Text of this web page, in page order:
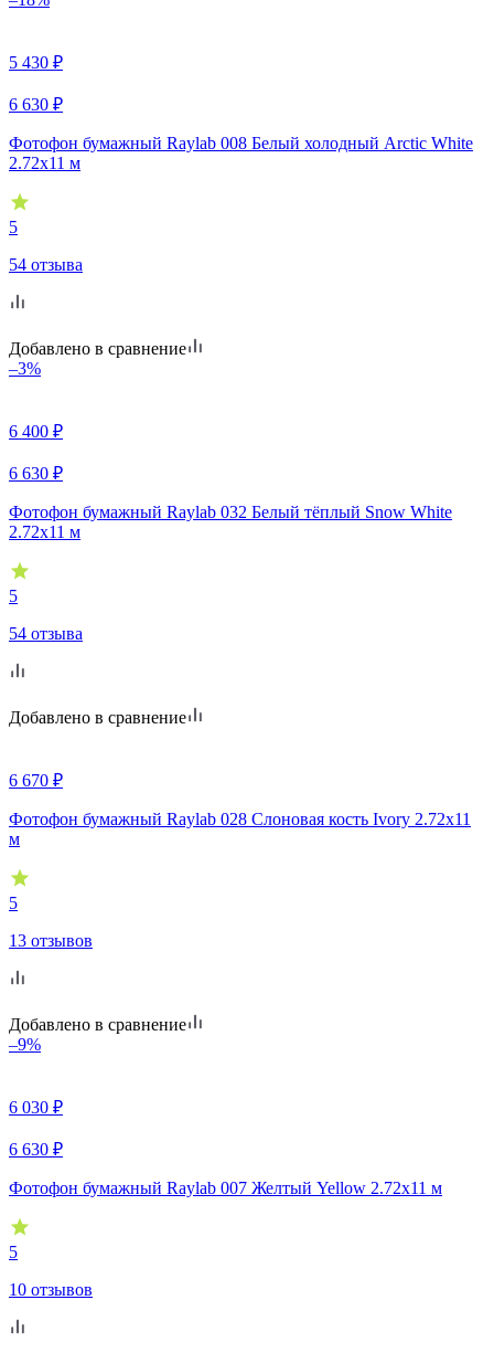
5 430 ₽
6 630 ₽
Фотофон бумажный Raylab 008 Белый холодный Arctic White
2.72x11 м
5
54 отзыва
Добавлено в сравнение
–3%
6 400 ₽
6 630 ₽
Фотофон бумажный Raylab 032 Белый тёплый Snow White
2.72x11 м
5
54 отзыва
Добавлено в сравнение
6 670 ₽
Фотофон бумажный Raylab 028 Cлоновая кость Ivory 2.72x11
м
5
13 отзывов
Добавлено в сравнение
–9%
6 030 ₽
6 630 ₽
Фотофон бумажный Raylab 007 Желтый Yellow 2.72x11 м
5
10 отзывов